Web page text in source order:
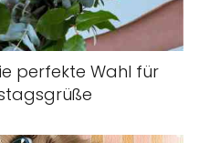
perfekte Wahl für